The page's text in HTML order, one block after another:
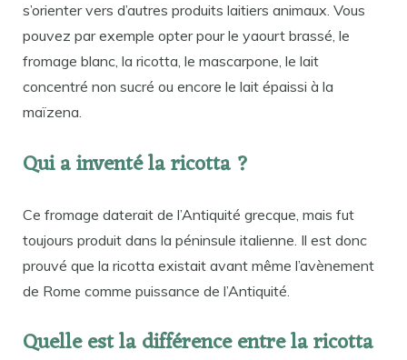
s’orienter vers d’autres produits laitiers animaux. Vous
pouvez par exemple opter pour le yaourt brassé, le
fromage blanc, la ricotta, le mascarpone, le lait
concentré non sucré ou encore le lait épaissi à la
maïzena.
Qui a inventé la ricotta ?
Ce fromage daterait de l’Antiquité grecque, mais fut
toujours produit dans la péninsule italienne. Il est donc
prouvé que la ricotta existait avant même l’avènement
de Rome comme puissance de l’Antiquité.
Quelle est la différence entre la ricotta